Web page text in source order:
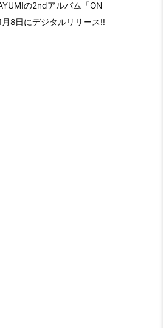
の2ndアルバム「ON
8日にデジタルリリース!!